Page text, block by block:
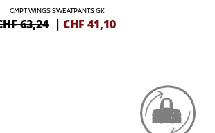
CMPT WINGS SWEATPANTS GK
63,24 | CHF 41,10